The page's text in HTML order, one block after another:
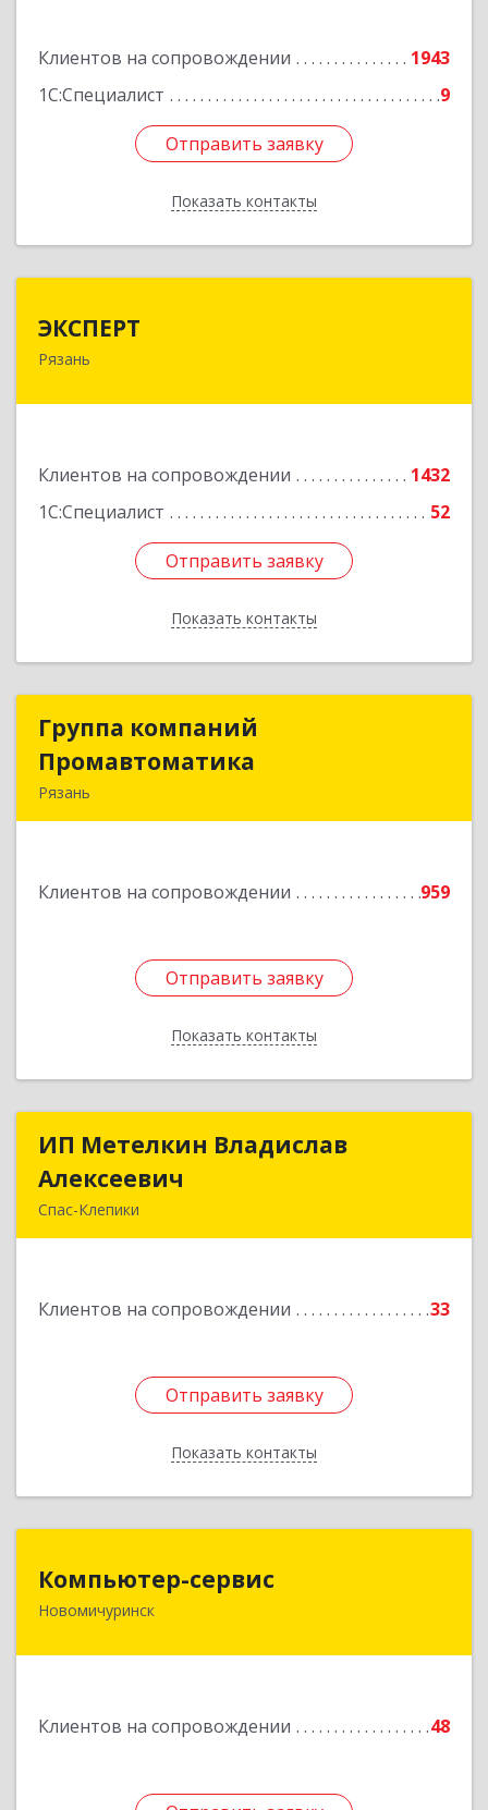
Клиентов на сопровождении
1943
1С:Специалист
9
Отправить заявку
Показать контакты
Отправить заявку
Назад
ЭКСПЕРТ
Рязань
Клиентов на сопровождении
1432
1С:Специалист
52
Отправить заявку
Показать контакты
390000, Рязанская обл, Рязань г, Кудрявцева ул,
Отправить заявку
Назад
Группа компаний
Промавтоматика
Рязань
Клиентов на сопровождении 959
Отправить заявку
Показать контакты
Группа компаний
Промавтоматика
Подробнее
Отправить заявку
Назад
ИП Метелкин Владислав
Алексеевич
Спас-Клепики
Клиентов на сопровождении 33
Отправить заявку
Показать контакты
ИП Метелкин Владислав
Подробнее
Отправить заявку
Назад
Компьютер-сервис
Новомичуринск
Клиентов на сопровождении 48
391160, Рязанская обл, Пронский р-н,
Подробнее